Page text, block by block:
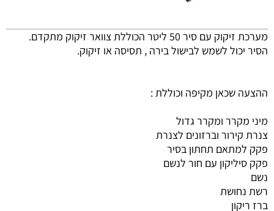
מערכת זיקוק עם סיר 50 ליטר הכוללת צוואר זיקוק מתקדם.
הסיר יכול לשמש לבישול בירה , תסיסה או זיקוק.
ההצעה שכאן מקיפה וכוללת :
מיני מקרר ומקרר גדול
צנרת קירור וברזונים לצנרת
פקק למתאם תחתון בסיר
פקק סיליקון עם חור לנשם
נשם
רשת נחושת
ברז ריקון